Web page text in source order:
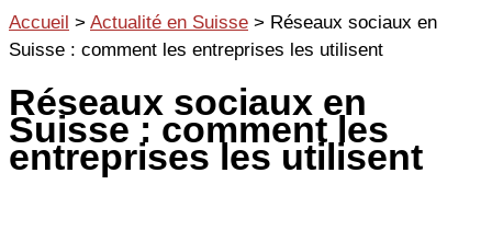
Aller
au
Accueil > Actualité en Suisse > Réseaux sociaux en
Suisse : comment les entreprises les utilisent
Réseaux sociaux en
Suisse : comment les
entreprises les utilisent